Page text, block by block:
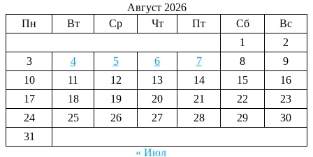
Август 2026
Пн
Вт Ср Чт Пт Сб
Вс
1
2
3
4 5 6 7 8
9
10
11 12 13 14 15
16
17
18 19 20 21 22
23
24
25 26 27 28 29
30
31
« Июл